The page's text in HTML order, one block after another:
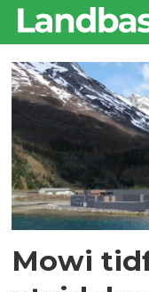
Tag:
kilvik
Mowi